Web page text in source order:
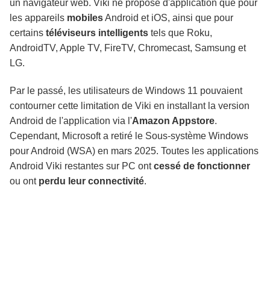
un navigateur web. Viki ne propose d'application que pour
les appareils mobilesAndroid et iOS, ainsi que pour
certains téléviseurs intelligents tels que Roku,
AndroidTV, Apple TV, FireTV, Chromecast, Samsung et
LG.
Par le passé, les utilisateurs de Windows 11 pouvaient
contourner cette limitation de Viki en installant la version
Android de l'application via l'Amazon Appstore.
Cependant, Microsoft a retiré le Sous-système Windows
pour Android (WSA) en mars 2025. Toutes les applications
Android Viki restantes sur PC ontcessé de fonctionner
ou ont perdu leur connectivité.